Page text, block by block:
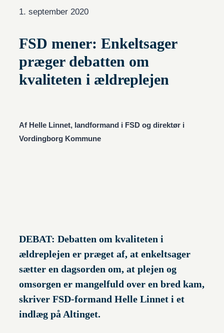
1. september 2020
FSD mener: Enkeltsager
præger debatten om
kvaliteten i ældreplejen
Af Helle Linnet, landformand i FSD og direktør i
Vordingborg Kommune
DEBAT: Debatten om kvaliteten i
ældreplejen er præget af, at enkeltsager
sætter en dagsorden om, at plejen og
omsorgen er mangelfuld over en bred kam,
skriver FSD-formand Helle Linnet i et
indlæg på Altinget.